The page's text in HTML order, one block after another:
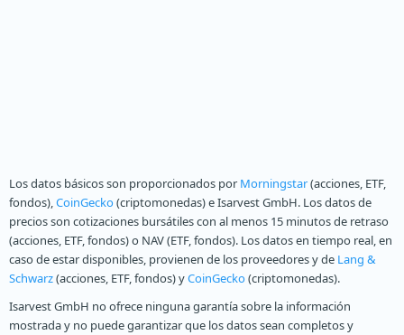
Los datos básicos son proporcionados por Morningstar(acciones, ETF,
fondos),CoinGecko(criptomonedas) e Isarvest GmbH. Los datos de
precios son cotizaciones bursátiles con al menos 15 minutos de retraso
(acciones, ETF, fondos) o NAV (ETF, fondos). Los datos en tiempo real, en
caso de estar disponibles, provienen de los proveedores y de Lang &
Schwarz(acciones, ETF, fondos) yCoinGecko(criptomonedas).
Isarvest GmbH no ofrece ninguna garantía sobre la información
mostrada y no puede garantizar que los datos sean completos y